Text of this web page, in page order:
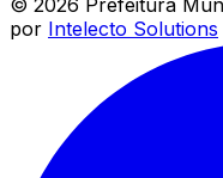
por Intelecto Solutions